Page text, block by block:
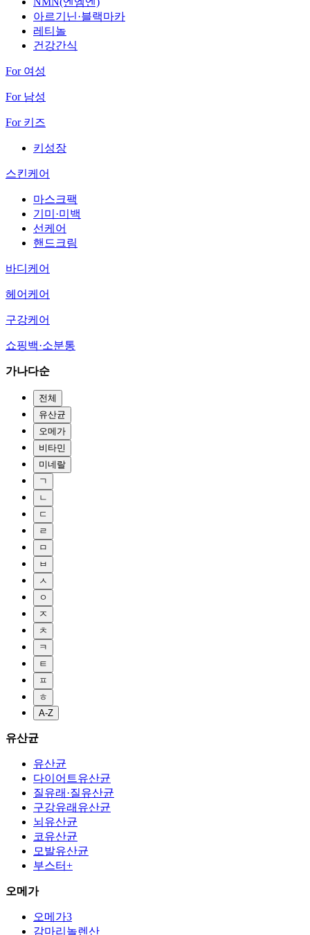
아르기닌·블랙마카
레티놀
건강간식
For 여성
For 남성
For 키즈
키성장
스킨케어
마스크팩
기미·미백
선케어
핸드크림
바디케어
헤어케어
구강케어
쇼핑백·소분통
가나다순
전체
유산균
오메가
비타민
미네랄
ㄱ
ㄴ
ㄷ
ㄹ
ㅁ
ㅂ
ㅅ
ㅇ
ㅈ
ㅊ
ㅋ
ㅌ
ㅍ
ㅎ
A-Z
유산균
유산균
다이어트유산균
질유래·질유산균
구강유래유산균
뇌유산균
코유산균
모발유산균
부스터+
오메가
오메가3
감마리놀렌산